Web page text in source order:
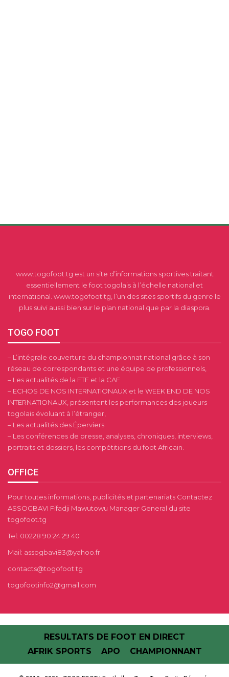
www.togofoot.tg est un site d’informations sportives traitant
essentiellement le foot togolais à l’échelle national et
international. www.togofoot.tg, l’un des sites sportifs du genre le
plus suivi aussi bien sur le plan national que par la diaspora.
TOGO FOOT
– L’intégrale couverture du championnat national grâce à son
réseau de correspondants et une équipe de professionnels,
– Les actualités de la FTF et la CAF
– ECHOS DE NOS INTERNATIONAUX et le WEEK END DE NOS
INTERNATIONAUX, présentent les performances des joueurs
togolais évoluant à l’étranger,
– Les actualités des Éperviers
– Les conférences de presse, analyses, chroniques, interviews,
portraits et dossiers, les compétitions du foot Africain.
OFFICE
Pour toutes informations, publicités et partenariats Contactez
ASSOGBAVI Fifadji Mawutowu Manager General du site
togofoot.tg
Tel: 00228 90 24 29 40
Mail: assogbavi83@yahoo.fr
contacts@togofoot.tg
togofootinfo2@gmail.com
RESULTATS DE FOOT EN DIRECT
AFRIK SPORTS
APO CHAMPIONNANT